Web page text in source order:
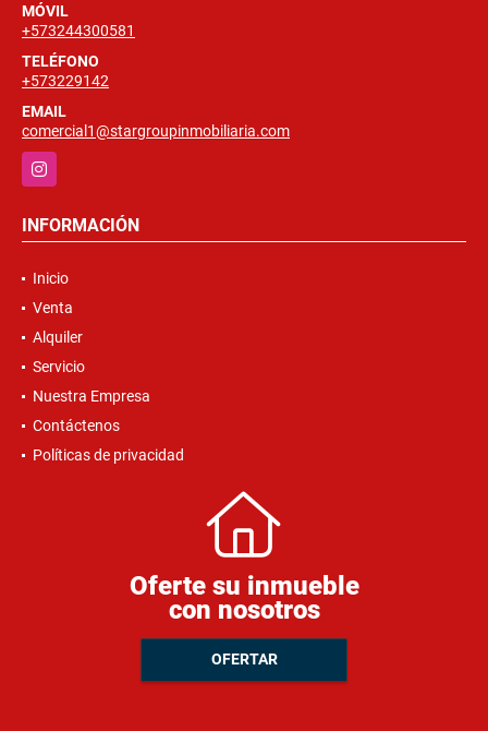
MÓVIL
+573244300581
TELÉFONO
+573229142
EMAIL
comercial1@stargroupinmobiliaria.com
Instagram
INFORMACIÓN
Inicio
Venta
Alquiler
Servicio
Nuestra Empresa
Contáctenos
Políticas de privacidad
Oferte su inmueble
con nosotros
OFERTAR